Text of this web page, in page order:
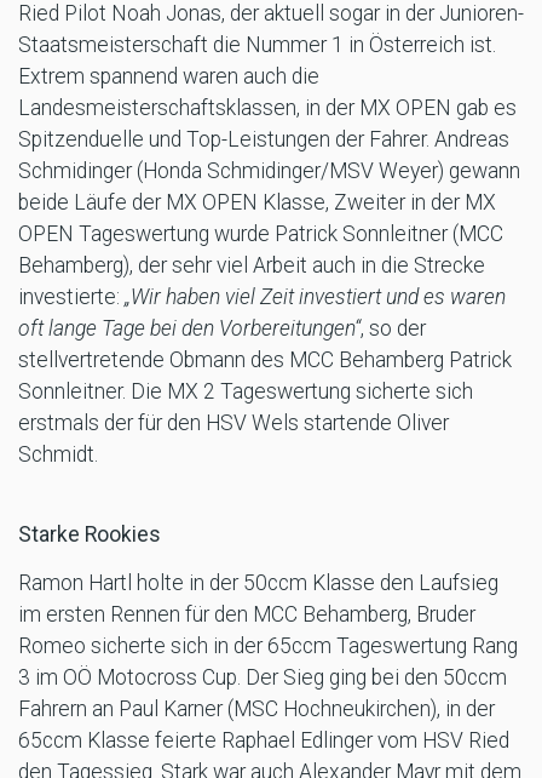
Ried Pilot Noah Jonas, der aktuell sogar in der Junioren-
Staatsmeisterschaft die Nummer 1 in Österreich ist.
Extrem spannend waren auch die
Landesmeisterschaftsklassen, in der MX OPEN gab es
Spitzenduelle und Top-Leistungen der Fahrer. Andreas
Schmidinger (Honda Schmidinger/MSV Weyer) gewann
beide Läufe der MX OPEN Klasse, Zweiter in der MX
OPEN Tageswertung wurde Patrick Sonnleitner (MCC
Behamberg), der sehr viel Arbeit auch in die Strecke
investierte: „Wir haben viel Zeit investiert und es waren
oft lange Tage bei den Vorbereitungen“, so der
stellvertretende Obmann des MCC Behamberg Patrick
Sonnleitner. Die MX 2 Tageswertung sicherte sich
erstmals der für den HSV Wels startende Oliver
Schmidt.
Starke Rookies
Ramon Hartl holte in der 50ccm Klasse den Laufsieg
im ersten Rennen für den MCC Behamberg, Bruder
Romeo sicherte sich in der 65ccm Tageswertung Rang
3 im OÖ Motocross Cup. Der Sieg ging bei den 50ccm
Fahrern an Paul Karner (MSC Hochneukirchen), in der
65ccm Klasse feierte Raphael Edlinger vom HSV Ried
den Tagessieg. Stark war auch Alexander Mayr mit dem